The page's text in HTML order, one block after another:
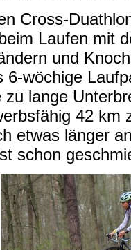
Cross-
Laufen mit
und
6-wöchige
lange
42 km
etwas länger
schon